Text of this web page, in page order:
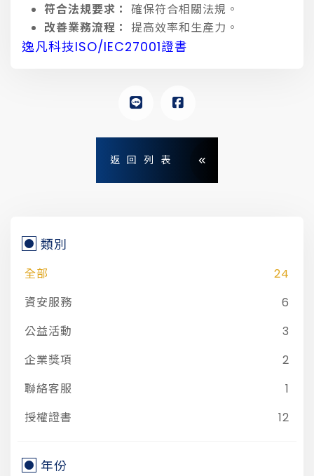
符合法規要求： 確保符合相關法規。
改善業務流程：
提高效率和生產力。
逸凡科技ISO/IEC27001證書
返回列表
類別
全部
24
資安服務
6
公益活動
3
企業獎項
2
聯絡客服
1
授權證書
12
年份